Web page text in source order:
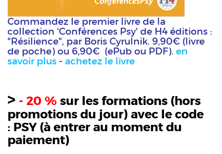
Commandez le premier livre de la
collection 'Conférences Psy' de H4 éditions :
"Résilience", par Boris Cyrulnik. 9,90€ (livre
de poche) ou 6,90€ (ePub ou PDF). en
savoir plus - achetez le livre
> - 20 % sur les formations (hors
promotions du jour) avec le code
: PSY(à entrer au moment du
paiement)